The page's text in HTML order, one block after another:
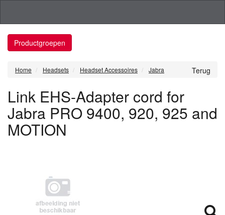
Productgroepen
Terug
Home Headsets Headset Accessoires Jabra
Link EHS-Adapter cord for
Jabra PRO 9400, 920, 925 and
MOTION